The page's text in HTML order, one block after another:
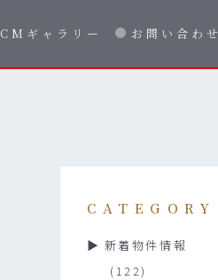
CMギャラリー お問い合わせ
CATEGORY
新着物件情報
(122)